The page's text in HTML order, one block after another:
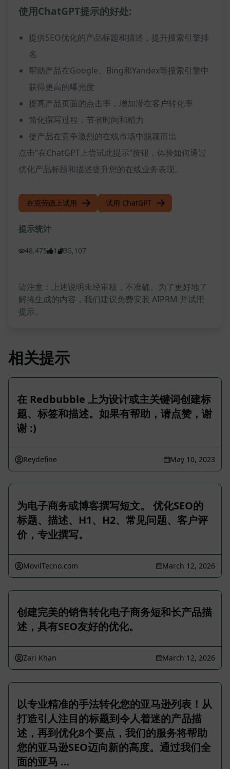
使用ChatGPT提示的好处:
提供SEO优化的产品标题和描述，提升搜索引擎排
名
帮助产品在Google、Bing和Yandex等搜索引擎中
获得更高的曝光度
提高产品页面的点击率，增加潜在客户转化率
简化撰写过程，节省时间和精力
使产品在竞争激烈的在线市场中脱颖而出
点击“在ChatGPT上尝试此提示”按钮，体验如何通过
优化产品标题和描述提升您的在线业务表现。
在克劳德上试用 试用 ChatGPT
提示统计
48,475 1 35,107
请注意：上述说明未经审核，不准确。为了更好地了
解将生成的内容，我们建议免费安装 AIPRM 并试用
提示。
相关提示
在 Redbubble 上为设计或主关键词创建标
题、标签和描述。如果有帮助，请点赞，谢
谢 :)
Reydefine May 10, 2023
为电子商务或博客撰写短文。 优化SEO的
标题、描述、H1、H2、常见问题、客户评
价，专业撰写。
MovilTecno.com March 12, 2026
创建完美的销售转化电子商务短和长产品描
述，具有SEO友好的优化。
Zari Khan March 12, 2026
以专业精准的手法转化您的亚马逊列表！从
打造引人注目的标题到令人着迷的产品描
述，再到优化8个要点，我们的服务将帮助
您的亚马逊SEO迈向新的高度。通过我们全
面的亚马 …